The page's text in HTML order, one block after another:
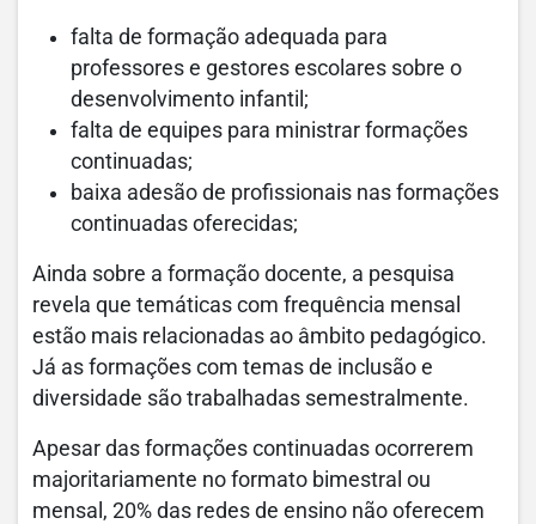
falta de formação adequada para
professores e gestores escolares sobre o
desenvolvimento infantil;
falta de equipes para ministrar formações
continuadas;
baixa adesão de profissionais nas formações
continuadas oferecidas;
Ainda sobre a formação docente, a pesquisa
revela que temáticas com frequência mensal
estão mais relacionadas ao âmbito pedagógico.
Já as formações com temas de inclusão e
diversidade são trabalhadas semestralmente.
Apesar das formações continuadas ocorrerem
majoritariamente no formato bimestral ou
mensal, 20% das redes de ensino não oferecem